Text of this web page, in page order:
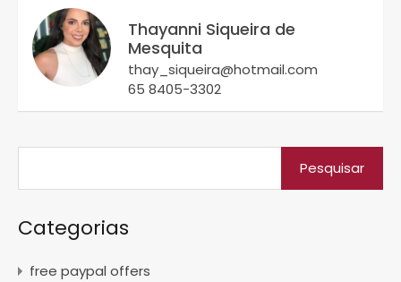
Thayanni Siqueira de
Mesquita
thay_siqueira@hotmail.com
65 8405-3302
Categorias
free paypal offers